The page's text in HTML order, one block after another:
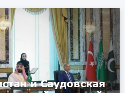
и Саудовская